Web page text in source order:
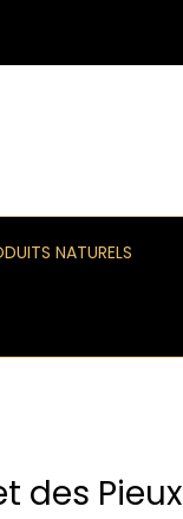
NATURELS
des Pieux